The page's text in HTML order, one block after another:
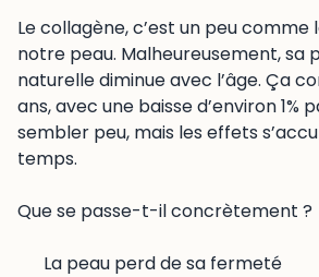
Le collagène, c’est un peu
notre peau. Malheureusement, sa
naturelle diminue avec l’âge. Ça
ans, avec une baisse d’environ 1%
sembler peu, mais les effets
temps.
Que se passe-t-il concrètement ?
La peau perd de sa fermeté